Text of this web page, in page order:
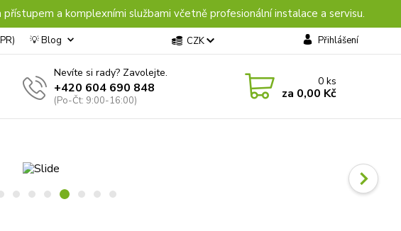
a komplexními službami včetně profesionální instalace a servisu.
💡 Blog CZK Přihlášení
Nevíte si rady? Zavolejte.
+420 604 690 848
(Po-Čt: 9:00-16:00)
0ks
za 0,00 Kč